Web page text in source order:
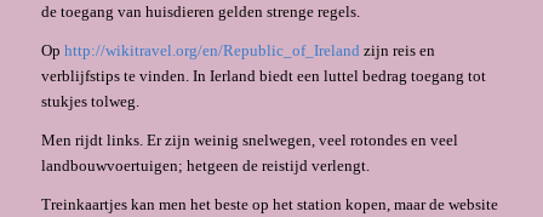
de toegang van huisdieren gelden strenge regels.
Op http://wikitravel.org/en/Republic_of_Ireland zijn reis en
verblijfstips te vinden. In Ierland biedt een luttel bedrag toegang tot
stukjes tolweg.
Men rijdt links. Er zijn weinig snelwegen, veel rotondes en veel
landbouwvoertuigen; hetgeen de reistijd verlengt.
Treinkaartjes kan men het beste op het station kopen, maar de website